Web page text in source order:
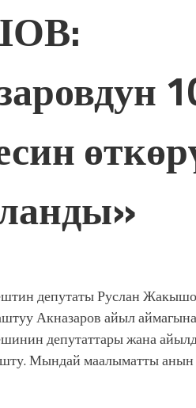
депутаты Руслан
Акназаров айыл
депутаттары жана
Мындай маалыматты